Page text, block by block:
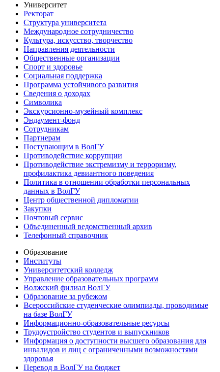
Университет
Ректорат
Структура университета
Международное сотрудничество
Культура, искусство, творчество
Направления деятельности
Общественные организации
Спорт и здоровье
Социальная поддержка
Программа устойчивого развития
Сведения о доходах
Символика
Экскурсионно-музейный комплекс
Эндаумент-фонд
Сотрудникам
Партнерам
Поступающим в ВолГУ
Противодействие коррупции
Противодействие экстремизму и терроризму,
профилактика девиантного поведения
Политика в отношении обработки персональных
данных в ВолГУ
Центр общественной дипломатии
Закупки
Почтовый сервис
Объединенный ведомственный архив
Телефонный справочник
Образование
Институты
Университетский колледж
Управление образовательных программ
Волжский филиал ВолГУ
Образование за рубежом
Всероссийские студенческие олимпиады, проводимые
на базе ВолГУ
Информационно-образовательные ресурсы
Трудоустройство студентов и выпускников
Информация о доступности высшего образования для
инвалидов и лиц с ограниченными возможностями
здоровья
Перевод в ВолГУ на бюджет